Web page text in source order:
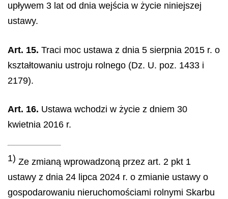
upływem 3 lat od dnia wejścia w życie niniejszej
ustawy.
Art. 15. Traci moc ustawa z dnia 5 sierpnia 2015 r. o
kształtowaniu ustroju rolnego (Dz. U. poz. 1433 i
2179).
Art. 16. Ustawa wchodzi w życie z dniem 30
kwietnia 2016 r.
1) Ze zmianą wprowadzoną przez art. 2 pkt 1
ustawy z dnia 24 lipca 2024 r. o zmianie ustawy o
gospodarowaniu nieruchomościami rolnymi Skarbu